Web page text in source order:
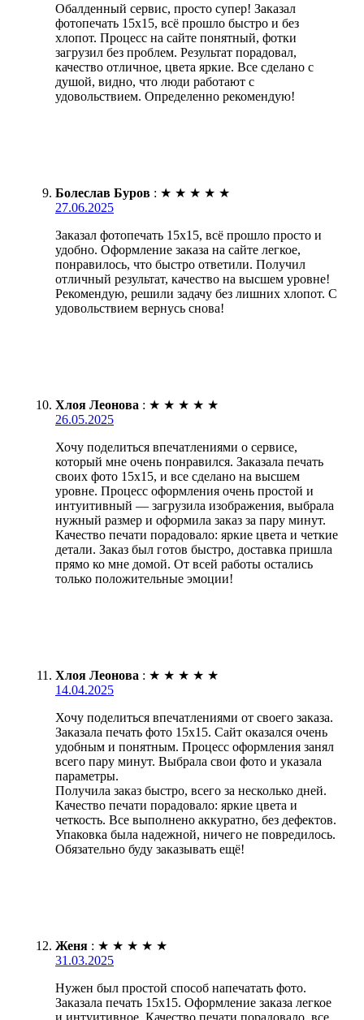
Обалденный сервис, просто супер! Заказал
фотопечать 15х15, всё прошло быстро и без
хлопот. Процесс на сайте понятный, фотки
загрузил без проблем. Результат порадовал,
качество отличное, цвета яркие. Все сделано с
душой, видно, что люди работают с
удовольствием. Определенно рекомендую!
Болеслав Буров : ★ ★ ★ ★ ★
27.06.2025
Заказал фотопечать 15х15, всё прошло просто и
удобно. Оформление заказа на сайте легкое,
понравилось, что быстро ответили. Получил
отличный результат, качество на высшем уровне!
Рекомендую, решили задачу без лишних хлопот. С
удовольствием вернусь снова!
Хлоя Леонова : ★ ★ ★ ★ ★
26.05.2025
Хочу поделиться впечатлениями о сервисе,
который мне очень понравился. Заказала печать
своих фото 15х15, и все сделано на высшем
уровне. Процесс оформления очень простой и
интуитивный — загрузила изображения, выбрала
нужный размер и оформила заказ за пару минут.
Качество печати порадовало: яркие цвета и четкие
детали. Заказ был готов быстро, доставка пришла
прямо ко мне домой. От всей работы остались
только положительные эмоции!
Хлоя Леонова : ★ ★ ★ ★ ★
14.04.2025
Хочу поделиться впечатлениями от своего заказа.
Заказала печать фото 15х15. Сайт оказался очень
удобным и понятным. Процесс оформления занял
всего пару минут. Выбрала свои фото и указала
параметры.
Получила заказ быстро, всего за несколько дней.
Качество печати порадовало: яркие цвета и
четкость. Все выполнено аккуратно, без дефектов.
Упаковка была надежной, ничего не повредилось.
Обязательно буду заказывать ещё!
Женя : ★ ★ ★ ★ ★
31.03.2025
Нужен был простой способ напечатать фото.
Заказала печать 15х15. Оформление заказа легкое
и интуитивное. Качество печати порадовало, все